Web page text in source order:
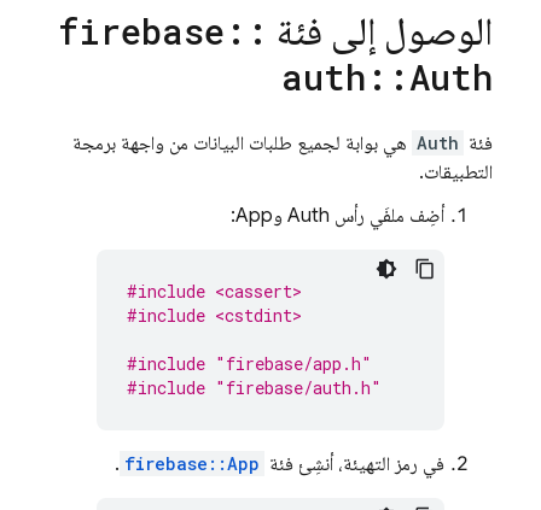
الوصول إلى فئة firebase ::
auth ::Auth
فئة Auth هي بوابة لجميع طلبات البيانات من واجهة برمجة
التطبيقات.
أضِف ملفَي رأس Auth وApp:
#include <cassert>
#include <cstdint>
#include "firebase/app.h"
#include "firebase/auth.h"
في رمز التهيئة، أنشِئ فئة firebase::App
.